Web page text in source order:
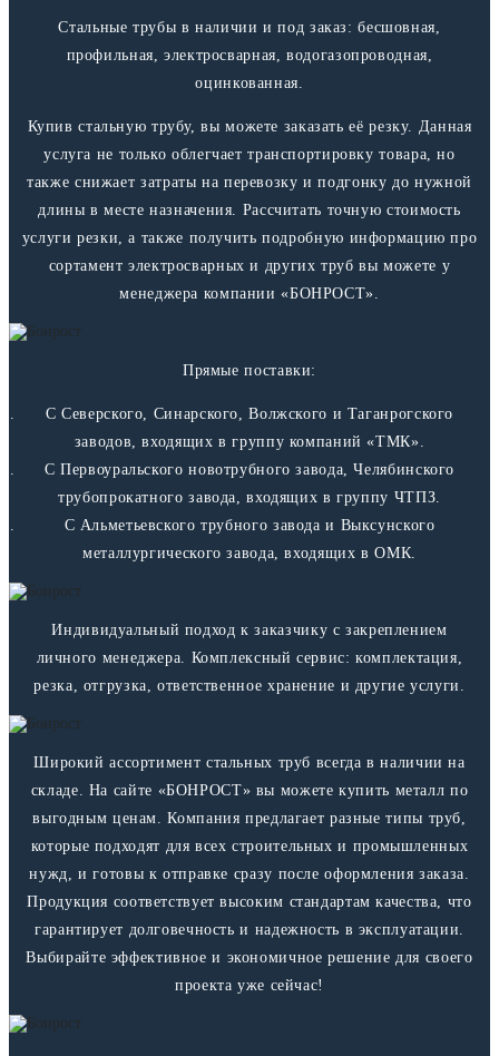
Стальные трубы в наличии и под заказ: бесшовная,
профильная, электросварная, водогазопроводная,
оцинкованная.
Купив стальную трубу, вы можете заказать её резку. Данная
услуга не только облегчает транспортировку товара, но
также снижает затраты на перевозку и подгонку до нужной
длины в месте назначения. Рассчитать точную стоимость
услуги резки, а также получить подробную информацию про
сортамент электросварных и других труб вы можете у
менеджера компании «БОНРОСТ».
Прямые поставки:
С Северского, Синарского, Волжского и Таганрогского
заводов, входящих в группу компаний «ТМК».
С Первоуральского новотрубного завода, Челябинского
трубопрокатного завода, входящих в группу ЧТПЗ.
С Альметьевского трубного завода и Выксунского
металлургического завода, входящих в ОМК.
Индивидуальный подход к заказчику с закреплением
личного менеджера. Комплексный сервис: комплектация,
резка, отгрузка, ответственное хранение и другие услуги.
Широкий ассортимент стальных труб всегда в наличии на
складе. На сайте «БОНРОСТ» вы можете купить металл по
выгодным ценам. Компания предлагает разные типы труб,
которые подходят для всех строительных и промышленных
нужд, и готовы к отправке сразу после оформления заказа.
Продукция соответствует высоким стандартам качества, что
гарантирует долговечность и надежность в эксплуатации.
Выбирайте эффективное и экономичное решение для своего
проекта уже сейчас!